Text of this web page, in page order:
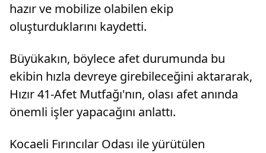
hazır ve mobilize olabilen ekip
oluşturduklarını kaydetti.
Büyükakın, böylece afet durumunda bu
ekibin hızla devreye girebileceğini aktararak,
Hızır 41-Afet Mutfağı'nın, olası afet anında
önemli işler yapacağını anlattı.
Kocaeli Fırıncılar Odası ile yürütülen